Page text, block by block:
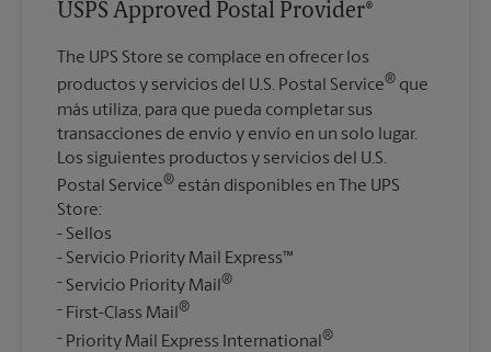
USPS Approved Postal Provider®
The UPS Store se complace en ofrecer los
productos y servicios del U.S. Postal Service® que
más utiliza, para que pueda completar sus
transacciones de envío y envío en un solo lugar.
Los siguientes productos y servicios del U.S.
Postal Service® están disponibles en The UPS
Store:
Sellos
Servicio Priority Mail Express™
Servicio Priority Mail®
First-Class Mail®
Priority Mail Express International ®